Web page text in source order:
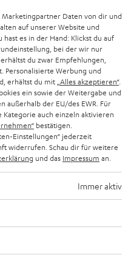
Daten von dir und
auf unserer Website und
es in der Hand: Klickst du auf
bei der wir nur
du zwar Empfehlungen,
Personalisierte Werbung und
erhältst du mit „Alles akzeptieren“.
ein sowie der Weitergabe und
außerhalb der EU/des EWR. Für
auch einzeln aktivieren
bestätigen.
Einstellungen“ jederzeit
widerrufen. Schau dir für weitere
und das Impressum an.
Immer aktiv